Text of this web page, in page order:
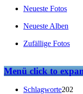
Neueste Fotos
Neueste Alben
Zufällige Fotos
Menüclick to
Schlagworte202